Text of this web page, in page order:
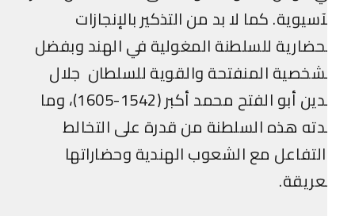
كما لا بد من التذكير بالإنجازات
للسلطنة المغولية في الهند وبفضل
المنفتحة والقوية للسلطان جلال
الدين أبو الفتح محمد أكبر (1542-1605)، وما
هذه السلطنة من قدرة على التخالط
مع الشعوب الهندية وحضاراتها